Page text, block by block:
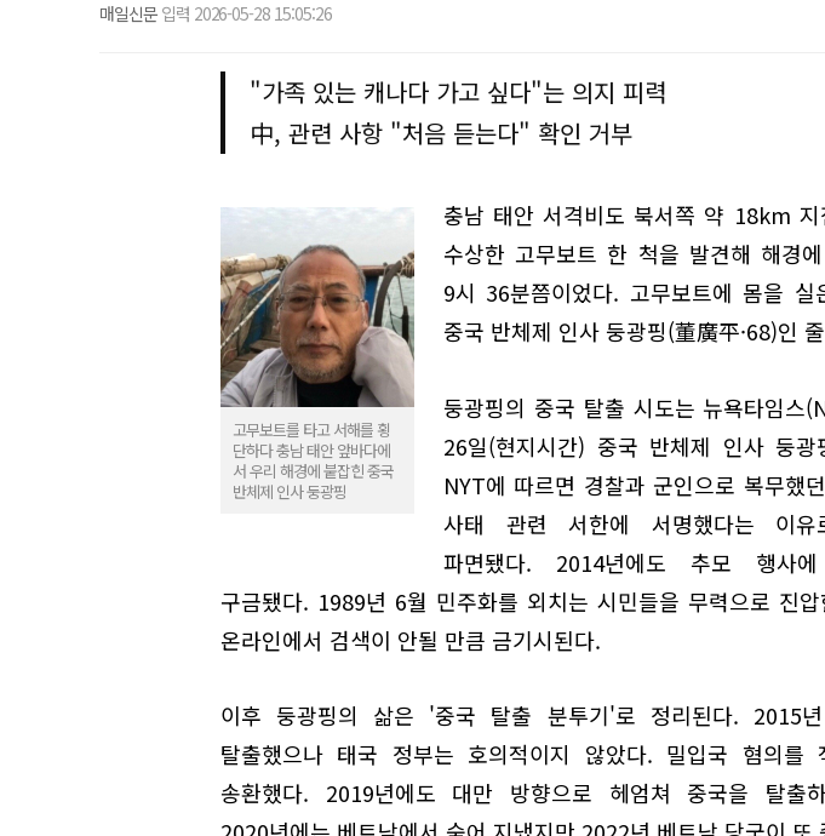
매일신문 입력 2026-05-28 15:05:26
"가족 있는 캐나다 가고 싶다"는 의지 피력
中, 관련 사항 "처음 듣는다" 확인 거부
고무보트를 타고 서해를 횡
단하다 충남 태안 앞바다에
서 우리 해경에 붙잡힌 중국
반체제 인사 둥광핑
충남 태안 서격비도 북서쪽 약 18km
수상한 고무보트 한 척을 발견해 해경
9시 36분쯤이었다. 고무보트에 몸을
중국 반체제 인사 둥광핑(董廣平·68)인
둥광핑의 중국 탈출 시도는 뉴욕타임스
26일(현지시간) 중국 반체제 인사 둥광
NYT에 따르면 경찰과 군인으로 복무했
사태 관련 서한에 서명했다는 이유
파면됐다. 2014년에도 추모 행사
구금됐다. 1989년 6월 민주화를 외치는 시민들을 무력으로 진
온라인에서 검색이 안될 만큼 금기시된다.
이후 둥광핑의 삶은 '중국 탈출 분투기'로 정리된다. 2015
탈출했으나 태국 정부는 호의적이지 않았다. 밀입국 혐의를
송환했다. 2019년에도 대만 방향으로 헤엄쳐 중국을 탈출